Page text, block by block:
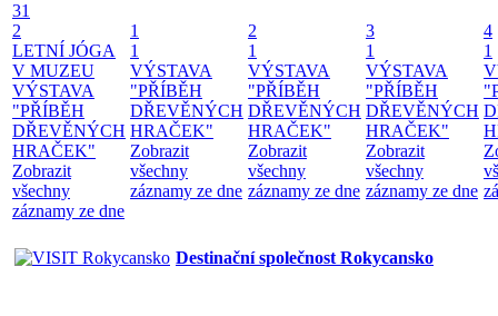
31
2
LETNÍ JÓGA
V MUZEU
VÝSTAVA
"PŘÍBĚH
DŘEVĚNÝCH
HRAČEK"
Zobrazit
všechny
záznamy ze dne
1
1
VÝSTAVA
"PŘÍBĚH
DŘEVĚNÝCH
HRAČEK"
Zobrazit
všechny
záznamy ze dne
2
1
VÝSTAVA
"PŘÍBĚH
DŘEVĚNÝCH
HRAČEK"
Zobrazit
všechny
záznamy ze dne
3
1
VÝSTAVA
"PŘÍBĚH
DŘEVĚNÝCH
HRAČEK"
Zobrazit
všechny
záznamy ze dne
4
1
Destinační společnost Rokycansko